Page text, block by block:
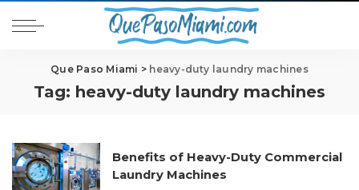
Que Paso Miami > heavy-duty laundry machines
Tag: heavy-duty laundry machines
Benefits of Heavy-Duty Commercial
Laundry Machines